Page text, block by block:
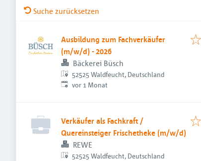
Suche zurücksetzen
Ausbildung zum Fachverkäufer
(m/w/d) - 2026
Bäckerei Büsch
52525 Waldfeucht, Deutschland
Veröffentlicht:
vor 1 Monat
Verkäufer als Fachkraft /
Quereinsteiger Frischetheke (m/w/d)
REWE
52525 Waldfeucht, Deutschland